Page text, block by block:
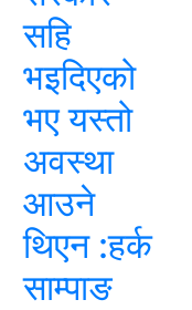
सहि
भइदिएको
भए यस्तो
अवस्था
आउने
थिएन :हर्क
साम्पाङ